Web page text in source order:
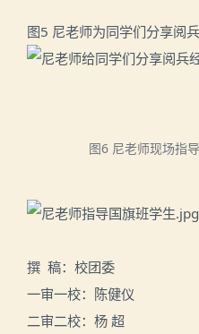
图5 尼老师为同学们分享阅
图6 尼老师现场指
撰 稿：校团委
一审一校：陈健仪
二审二校：杨 超